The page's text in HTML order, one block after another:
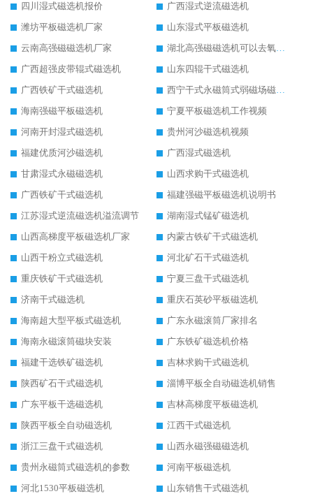
四川湿式磁选机报价
广西湿式逆流磁选机
潍坊平板磁选机厂家
山东湿式平板磁选机
云南高强磁磁选机厂家
湖北高强磁磁选机可以去氧化铝
广西超强皮带辊式磁选机
山东四辊干式磁选机
广西铁矿干式磁选机
西宁干式永磁筒式弱磁场磁选机结构图
海南强磁平板磁选机
宁夏平板磁选机工作视频
河南开封湿式磁选机
贵州河沙磁选机视频
福建优质河沙磁选机
广西湿式磁选机
甘肃湿式永磁磁选机
山西求购干式磁选机
广西铁矿干式磁选机
福建强磁平板磁选机说明书
江苏湿式逆流磁选机溢流调节
湖南湿式锰矿磁选机
山西高梯度平板磁选机厂家
内蒙古铁矿干式磁选机
山西干粉立式磁选机
河北矿石干式磁选机
重庆铁矿干式磁选机
宁夏三盘干式磁选机
济南干式磁选机
重庆石英砂平板磁选机
海南超大型平板式磁选机
广东永磁滚筒厂家排名
海南永磁滚筒磁块安装
广东铁矿磁选机价格
福建干选铁矿磁选机
吉林求购干式磁选机
陕西矿石干式磁选机
淄博平板全自动磁选机销售
广东平板干选磁选机
吉林高梯度平板磁选机
陕西平板全自动磁选机
江西干式磁选机
浙江三盘干式磁选机
山西永磁强磁磁选机
贵州永磁筒式磁选机的参数
河南平板磁选机
河北1530平板磁选机
山东销售干式磁选机